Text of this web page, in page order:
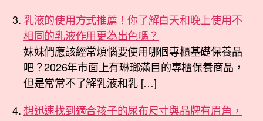
乳液的使用方式推薦！你了解白天和晚上使用不
相同的乳液作用更為出色嗎？
妹妹們應該經常煩惱要使用哪個專櫃基礎保養品
吧？2026年市面上有琳瑯滿目的專櫃保養商品，
但是常常不了解乳液和乳 […]
想迅速找到適合孩子的尿布尺寸與品牌有眉角，